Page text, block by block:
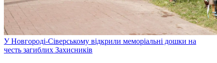
У Новгороді-Сіверському відкрили меморіальні дошки на
честь загиблих Захисників